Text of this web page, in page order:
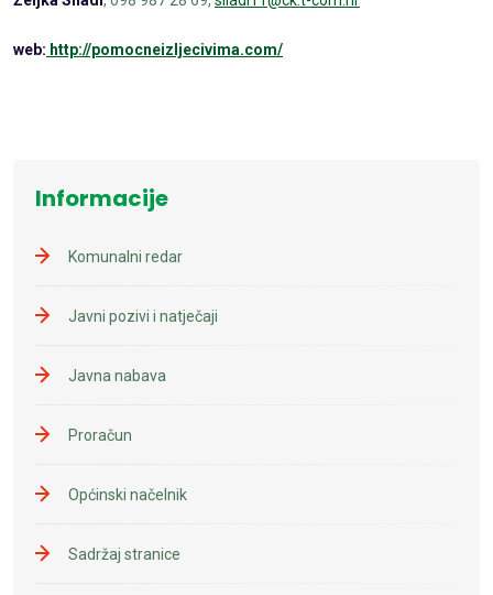
web: http://pomocneizljecivima.com/
Informacije
Komunalni redar
Javni pozivi i natječaji
Javna nabava
Proračun
Općinski načelnik
Sadržaj stranice